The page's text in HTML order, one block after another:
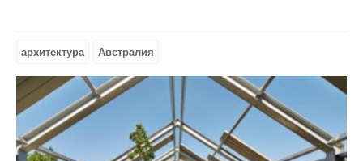
архитектура Австралия